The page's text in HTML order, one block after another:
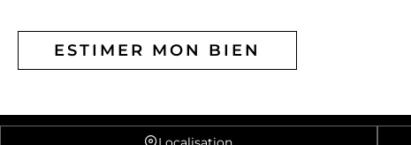
ESTIMER MON BIEN